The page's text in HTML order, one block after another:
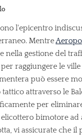
l'epicentro
Mentre
nella gestione del
raggiungere le
può essere
attraverso le
per
bimotore ad
vi assicurate che il